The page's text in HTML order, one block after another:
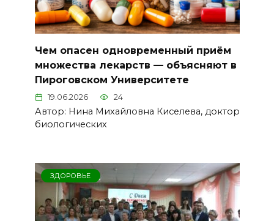
Чем опасен одновременный приём
множества лекарств — объясняют в
Пироговском Университете
19.06.2026 24
Автор: Нина Михайловна Киселева, доктор
биологических
ЗДОРОВЬЕ